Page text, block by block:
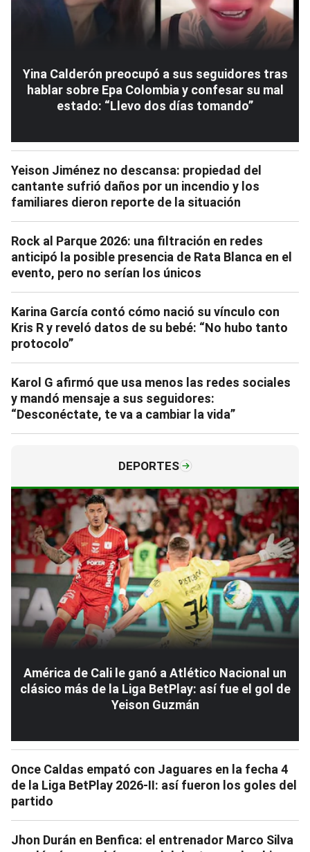
Yina Calderón preocupó a sus seguidores tras
hablar sobre Epa Colombia y confesar su mal
estado: “Llevo dos días tomando”
Yeison Jiménez no descansa: propiedad del
cantante sufrió daños por un incendio y los
familiares dieron reporte de la situación
Rock al Parque 2026: una filtración en redes
anticipó la posible presencia de Rata Blanca en el
evento, pero no serían los únicos
Karina García contó cómo nació su vínculo con
Kris R y reveló datos de su bebé: “No hubo tanto
protocolo”
Karol G afirmó que usa menos las redes sociales
y mandó mensaje a sus seguidores:
“Desconéctate, te va a cambiar la vida”
DEPORTES
América de Cali le ganó a Atlético Nacional un
clásico más de la Liga BetPlay: así fue el gol de
Yeison Guzmán
Once Caldas empató con Jaguares en la fecha 4
de la Liga BetPlay 2026-II: así fueron los goles del
partido
Jhon Durán en Benfica: el entrenador Marco Silva